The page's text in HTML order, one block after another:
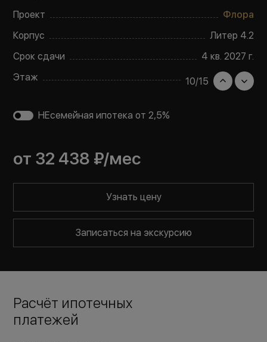
Проект
Флора
Корпус
Литер 4.2
Срок сдачи
4 кв. 2027 г.
Этаж
10/15
НЕсемейная ипотека от 2,5%
от 32 438 ₽/мес
Узнать цену
Записаться на экскурсию
Расчёт ипотечных
платежей